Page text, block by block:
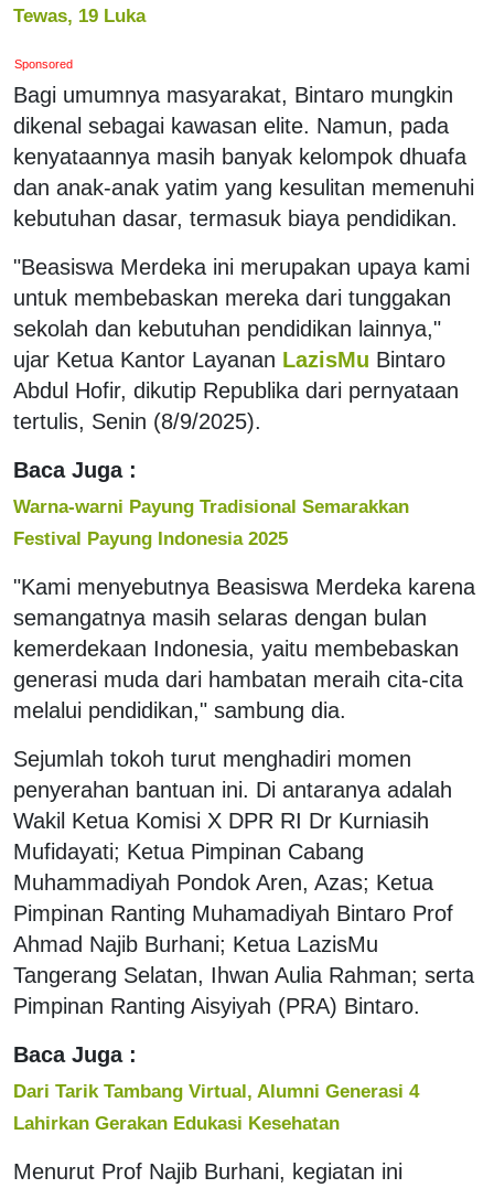
Tewas, 19 Luka
Sponsored
Bagi umumnya masyarakat, Bintaro mungkin
dikenal sebagai kawasan elite. Namun, pada
kenyataannya masih banyak kelompok dhuafa
dan anak-anak yatim yang kesulitan memenuhi
kebutuhan dasar, termasuk biaya pendidikan.
"Beasiswa Merdeka ini merupakan upaya kami
untuk membebaskan mereka dari tunggakan
sekolah dan kebutuhan pendidikan lainnya,"
ujar Ketua Kantor Layanan LazisMu Bintaro
Abdul Hofir, dikutip Republika dari pernyataan
tertulis, Senin (8/9/2025).
Baca Juga :
Warna-warni Payung Tradisional Semarakkan
Festival Payung Indonesia 2025
"Kami menyebutnya Beasiswa Merdeka karena
semangatnya masih selaras dengan bulan
kemerdekaan Indonesia, yaitu membebaskan
generasi muda dari hambatan meraih cita-cita
melalui pendidikan," sambung dia.
Sejumlah tokoh turut menghadiri momen
penyerahan bantuan ini. Di antaranya adalah
Wakil Ketua Komisi X DPR RI Dr Kurniasih
Mufidayati; Ketua Pimpinan Cabang
Muhammadiyah Pondok Aren, Azas; Ketua
Pimpinan Ranting Muhamadiyah Bintaro Prof
Ahmad Najib Burhani; Ketua LazisMu
Tangerang Selatan, Ihwan Aulia Rahman; serta
Pimpinan Ranting Aisyiyah (PRA) Bintaro.
Baca Juga :
Dari Tarik Tambang Virtual, Alumni Generasi 4
Lahirkan Gerakan Edukasi Kesehatan
Menurut Prof Najib Burhani, kegiatan ini